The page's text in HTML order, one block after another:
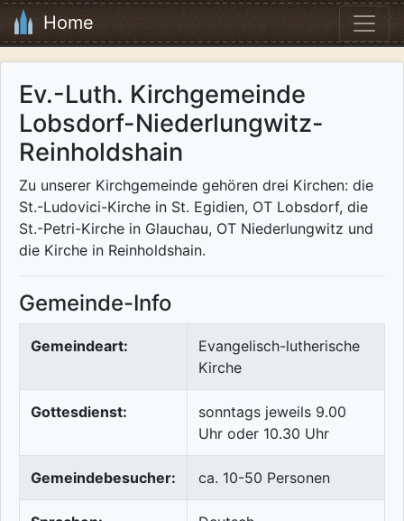
Home
Ev.-Luth. Kirchgemeinde
Lobsdorf-Niederlungwitz-
Reinholdshain
Zu unserer Kirchgemeinde gehören drei Kirchen: die
St.-Ludovici-Kirche in St. Egidien, OT Lobsdorf, die
St.-Petri-Kirche in Glauchau, OT Niederlungwitz und
die Kirche in Reinholdshain.
Gemeinde-Info
Gemeindeart:
Evangelisch-lutherische
Kirche
Gottesdienst:
sonntags jeweils 9.00
Uhr oder 10.30 Uhr
Gemeindebesucher: ca. 10-50 Personen